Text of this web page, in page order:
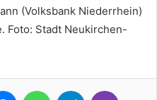
(Volksbank Niederrhein)
Foto: Stadt Neukirchen-
MessengerWhatsAppTelegram